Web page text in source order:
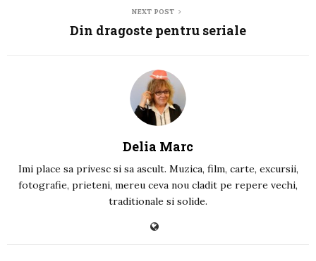
NEXT POST
Din dragoste pentru seriale
Delia Marc
Imi place sa privesc si sa ascult. Muzica, film, carte, excursii,
fotografie, prieteni, mereu ceva nou cladit pe repere vechi,
traditionale si solide.